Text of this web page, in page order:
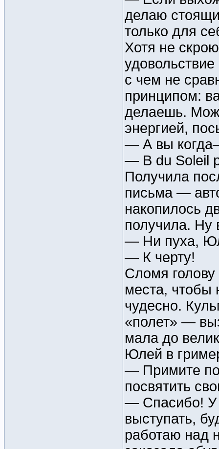
делаю
только для
Хотя не
с чем не
принципом:
делаешь.
энергией,
— А вы
— В du Soleil
Получила
письма —
накопилось
получила. Ну
— Ни пуха,
— К черту!
Сломя
места, чтобы
чудесно.
«полет» —
мала до
Юлей в
— Примите
посвятить
— Спасибо! У
выступать,
работаю над